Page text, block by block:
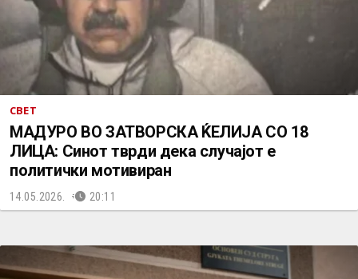
СВЕТ
МАДУРО ВО ЗАТВОРСКА ЌЕЛИЈА СО 18
ЛИЦА: Синот тврди дека случајот е
политички мотивиран
14.05.2026. 20:11